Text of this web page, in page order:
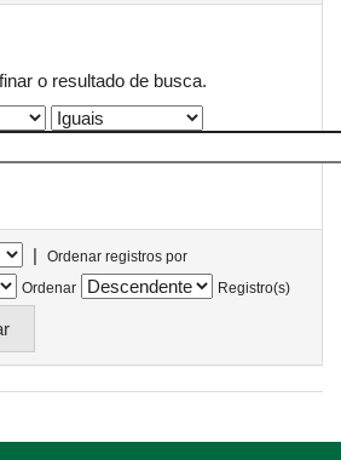
o resultado de busca.
|
Ordenar registros por
Ordenar
Registro(s)